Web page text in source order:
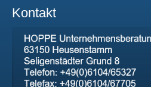
Kontakt